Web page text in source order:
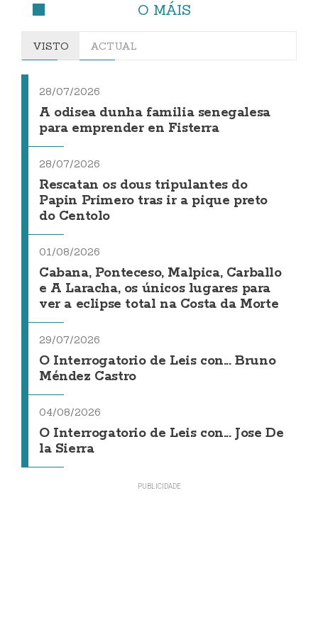
O MÁIS
VISTO ACTUAL
28/07/2026
A odisea dunha familia senegalesa
para emprender en Fisterra
28/07/2026
Rescatan os dous tripulantes do
Papin Primero tras ir a pique preto
do Centolo
01/08/2026
Cabana, Ponteceso, Malpica, Carballo
e A Laracha, os únicos lugares para
ver a eclipse total na Costa da Morte
29/07/2026
O Interrogatorio de Leis con... Bruno
Méndez Castro
04/08/2026
O Interrogatorio de Leis con... Jose De
la Sierra